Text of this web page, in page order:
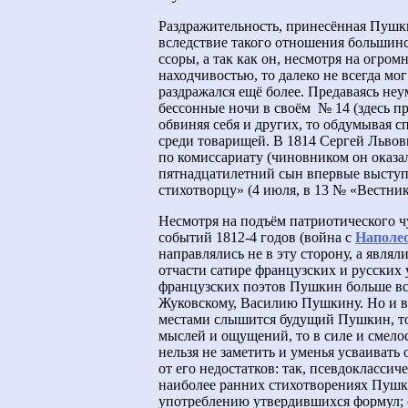
Раздражительность, принесённая
вследствие такого отношения
ссоры, а так как он, несмотря на
находчивостью, то далеко не всегда
раздражался ещё более. Предаваясь
бессонные ночи в своём № 14 (здесь
обвиняя себя и других, то обдумывая
среди товарищей. В 1814 Сергей
по комиссариату (чиновником он
пятнадцатилетний сын впервые
стихотворцу» (4 июля, в 13 №
Несмотря на подъём патриотического
событий 1812-4 годов (война с
направлялись не в эту сторону, а
отчасти сатире французских и
французских поэтов Пушкин больше
Жуковскому, Василию Пушкину. Но и в
местами слышится будущий Пушкин,
мыслей и ощущений, то в силе и
нельзя не заметить и уменья
от его недостатков: так,
наиболее ранних стихотворениях
употреблению утвердившихся